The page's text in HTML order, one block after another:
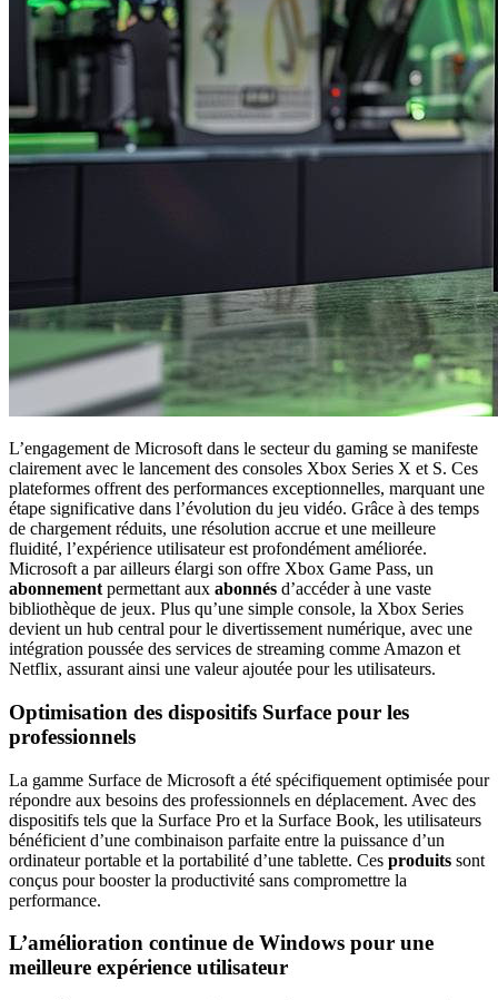
L’engagement de Microsoft dans le secteur du gaming se manifeste
clairement avec le lancement des consoles Xbox Series X et S. Ces
plateformes offrent des performances exceptionnelles, marquant une
étape significative dans l’évolution du jeu vidéo. Grâce à des temps
de chargement réduits, une résolution accrue et une meilleure
fluidité, l’expérience utilisateur est profondément améliorée.
Microsoft a par ailleurs élargi son offre Xbox Game Pass, un
abonnement permettant aux abonnés d’accéder à une vaste
bibliothèque de jeux. Plus qu’une simple console, la Xbox Series
devient un hub central pour le divertissement numérique, avec une
intégration poussée des services de streaming comme Amazon et
Netflix, assurant ainsi une valeur ajoutée pour les utilisateurs.
Optimisation des dispositifs Surface pour les
professionnels
La gamme Surface de Microsoft a été spécifiquement optimisée pour
répondre aux besoins des professionnels en déplacement. Avec des
dispositifs tels que la Surface Pro et la Surface Book, les utilisateurs
bénéficient d’une combinaison parfaite entre la puissance d’un
ordinateur portable et la portabilité d’une tablette. Ces produits sont
conçus pour booster la productivité sans compromettre la
performance.
L’amélioration continue de Windows pour une
meilleure expérience utilisateur